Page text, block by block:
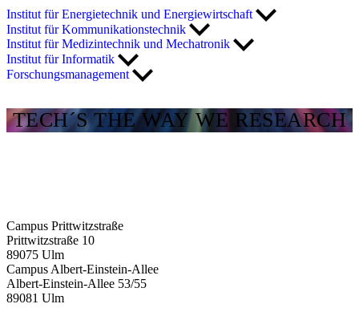
Institut für Energietechnik und Energiewirtschaft
Institut für Kommunikationstechnik
Institut für Medizintechnik und Mechatronik
Institut für Informatik
Forschungsmanagement
TECH´S THE WAY WE RESEARCH
Campus Prittwitzstraße
Prittwitzstraße 10
89075 Ulm
Campus Albert-Einstein-Allee
Albert-Einstein-Allee 53/​55
89081 Ulm